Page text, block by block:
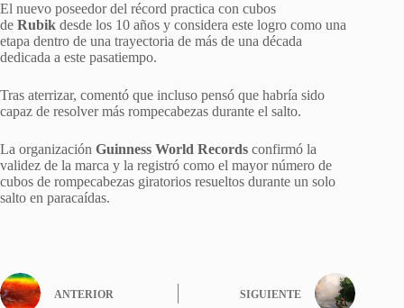
El nuevo poseedor del récord practica con cubos
de Rubik desde los 10 años y considera este logro como una
etapa dentro de una trayectoria de más de una década
dedicada a este pasatiempo.
Tras aterrizar, comentó que incluso pensó que habría sido
capaz de resolver más rompecabezas durante el salto.
La organización Guinness World Records confirmó la
validez de la marca y la registró como el mayor número de
cubos de rompecabezas giratorios resueltos durante un solo
salto en paracaídas.
ANTERIOR SIGUIENTE